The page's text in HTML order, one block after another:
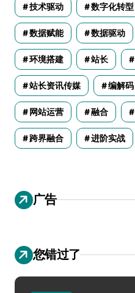
技术驱动 数字化转型
数据赋能 数据驱动
环境搭建 站长
站长资讯传媒 编解码
网站运营 融合
跨界融合 进阶实战
广告
您错过了